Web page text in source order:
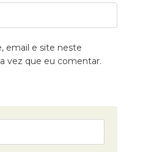
email e site neste
vez que eu comentar.